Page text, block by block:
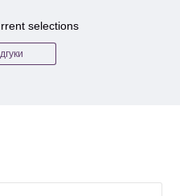
selections